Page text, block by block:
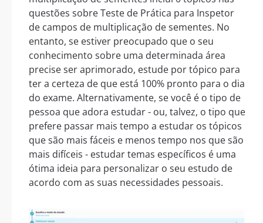
questões sobre Teste de Prática para Inspetor
de campos de multiplicação de sementes. No
entanto, se estiver preocupado que o seu
conhecimento sobre uma determinada área
precise ser aprimorado, estude por tópico para
ter a certeza de que está 100% pronto para o dia
do exame. Alternativamente, se você é o tipo de
pessoa que adora estudar - ou, talvez, o tipo que
prefere passar mais tempo a estudar os tópicos
que são mais fáceis e menos tempo nos que são
mais difíceis - estudar temas específicos é uma
ótima ideia para personalizar o seu estudo de
acordo com as suas necessidades pessoais.